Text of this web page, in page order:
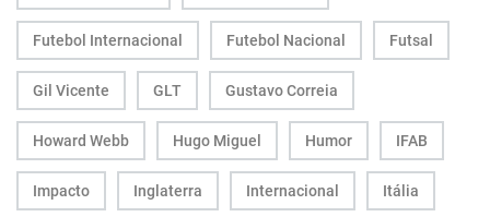
Futebol Internacional Futebol Nacional Futsal
Gil Vicente GLT Gustavo Correia
Howard Webb Hugo Miguel Humor IFAB
Impacto Inglaterra Internacional Itália